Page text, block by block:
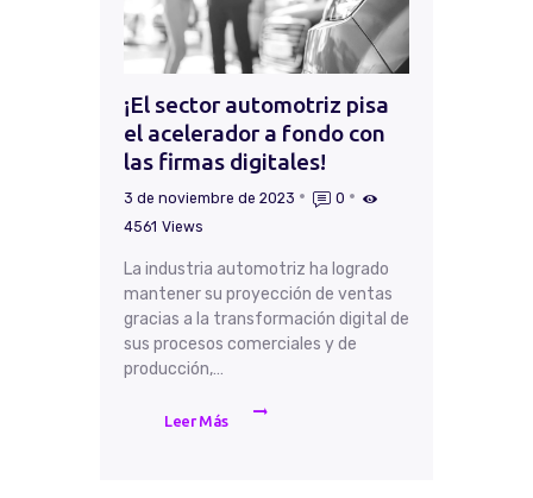
¡El sector automotriz pisa
el acelerador a fondo con
las firmas digitales!
3 de noviembre de 2023
0
4561 Views
La industria automotriz ha logrado
mantener su proyección de ventas
gracias a la transformación digital de
sus procesos comerciales y de
producción,…
Leer Más